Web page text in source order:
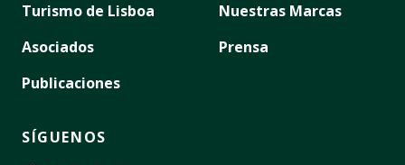
Turismo de Lisboa
Asociados
Publicaciones
Nuestras Marcas
Prensa
SÍGUENOS